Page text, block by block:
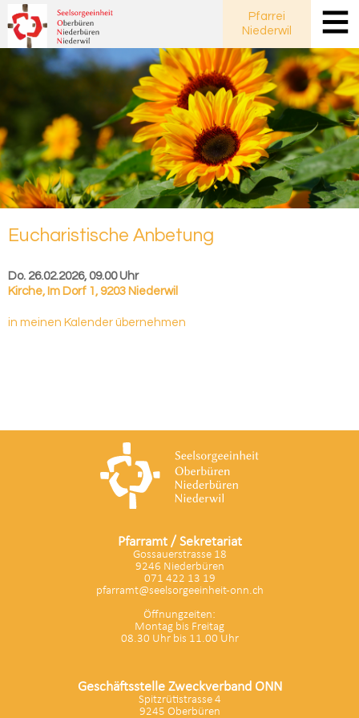
Pfarrei
Niederwil
Eu­cha­ris­ti­sche An­be­tung
Do. 26.02.2026, 09.00 Uhr
Kirche, Im Dorf 1, 9203 Niederwil
in meinen Kalender übernehmen
Pfarramt / Sekretariat
Gossauerstrasse 18
9246 Niederbüren
071 422 13 19
pfarramt@seelsorgeeinheit-onn.ch
Öffnungzeiten:
Montag bis Freitag
08.30 Uhr bis 11.00 Uhr
Geschäftsstelle Zweckverband ONN
Spitzrütistrasse 4
9245 Oberbüren